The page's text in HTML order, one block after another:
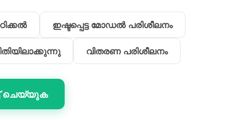
ഇഷ്ടപ്പെട്ട മോഡല്‍ പരിശീലനം
വിതരണ പരിശീലനം
ചെയ്യുക